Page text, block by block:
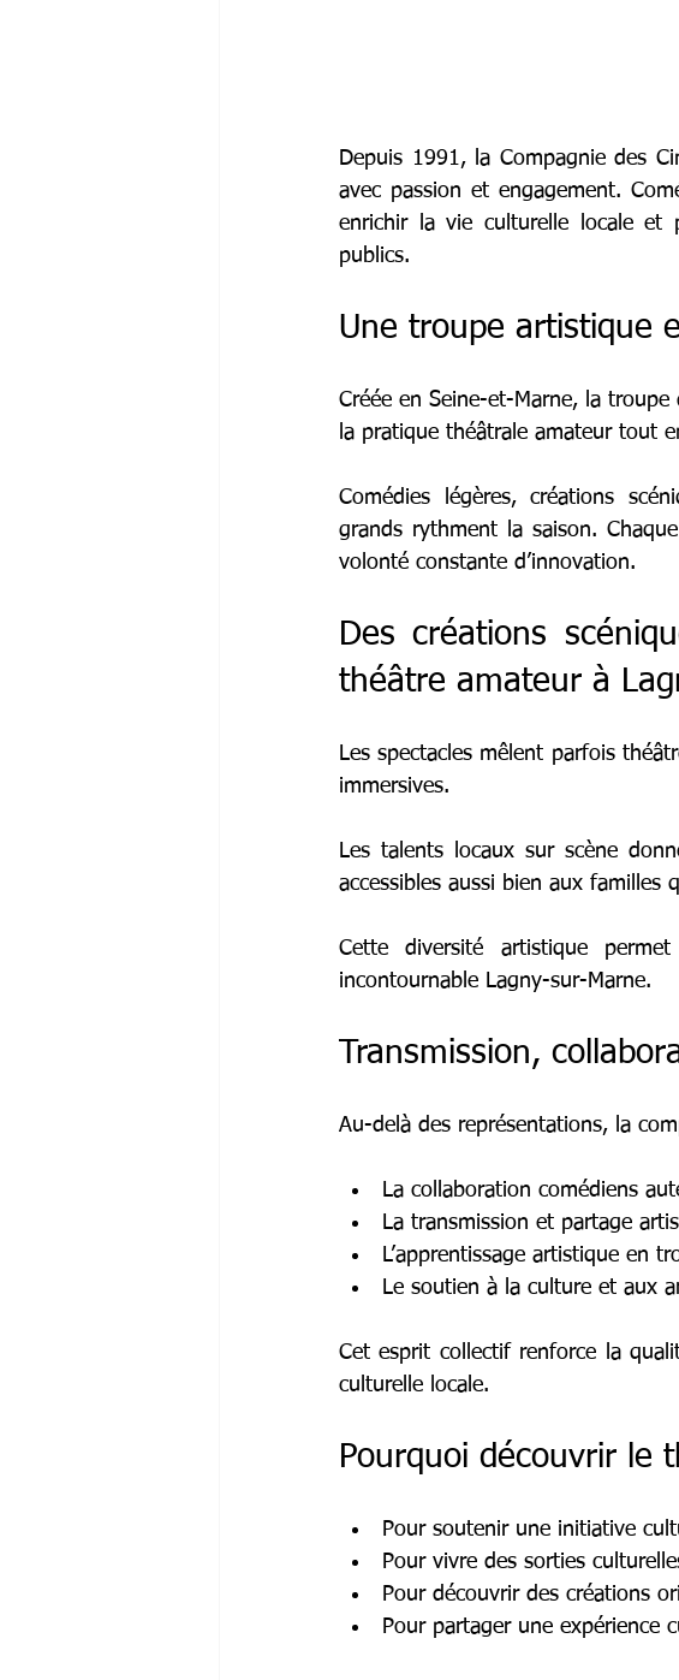
Depuis 1991, la Compagnie des
avec passion et engagement.
enrichir la vie culturelle locale et
publics.
Une troupe artistique
Créée en Seine-et-Marne, la
la pratique théâtrale amateur tout
Comédies légères, créations
grands rythment la saison.
volonté constante d’innovation.
Des créations
théâtre amateur à
Les spectacles mêlent parfois
immersives.
Les talents locaux sur scène
accessibles aussi bien aux familles
Cette diversité artistique
incontournable Lagny-sur-Marne.
Transmission,
Au-delà des représentations, la
La collaboration comédiens
La transmission et partage
L’apprentissage artistique en
Le soutien à la culture et aux
Cet esprit collectif renforce la
culturelle locale.
Pourquoi découvrir le
Pour soutenir une initiative
Pour vivre des sorties
Pour découvrir des créations
Pour partager une expérience